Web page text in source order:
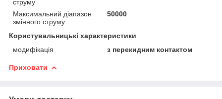
струму
Максимальний діапазон
змінного струму
50000
Користувальницькі характеристики
модифікація
з перекидним контактом
Приховати